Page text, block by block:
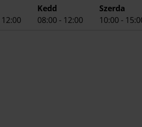
12:00
Kedd
08:00 - 12:00
Szerda
10:00 -